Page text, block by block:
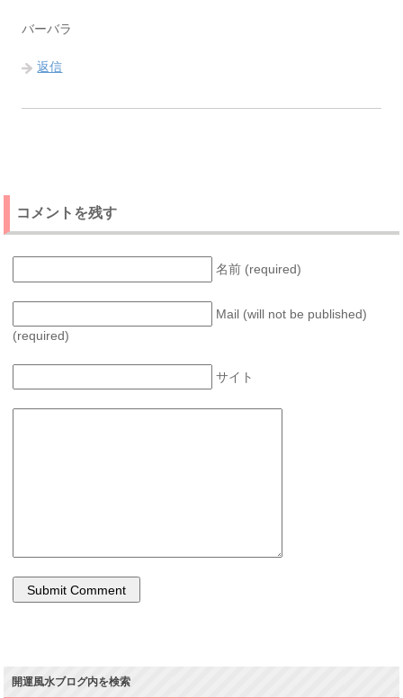
バーバラ
返信
コメントを残す
名前 (required)
Mail (will not be published)
(required)
サイト
開運風水ブログ内を検索